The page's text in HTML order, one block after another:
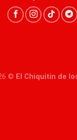
© El Chiquitín de